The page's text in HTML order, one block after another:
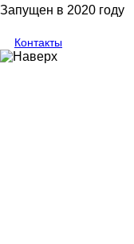
Запущен в 2020 году
Контакты